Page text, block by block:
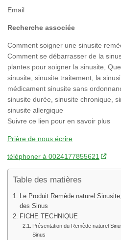
Email
Recherche associée
Comment soigner une sinusite
Comment se débarrasser de la
plantes pour soigner la sinusite,
sinusite, sinusite traitement, la
médicament sinusite sans
sinusite durée, sinusite chronique,
sinusite allergique
Suivre ce lien pour en savoir plus
Prière de nous écrire
téléphoner à 0024177855621
Table des matières
Le Produit Remède naturel
des Sinus
FICHE TECHNIQUE
Présentation du Remède naturel
Sinus